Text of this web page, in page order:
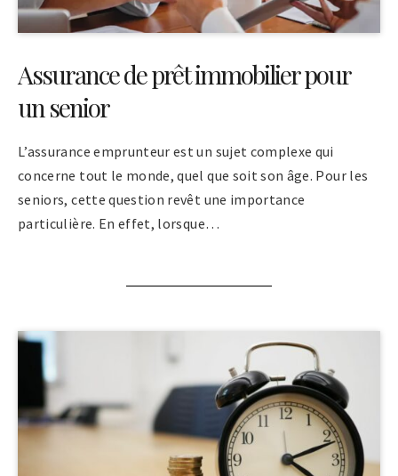
Assurance de prêt immobilier pour
un senior
L’assurance emprunteur est un sujet complexe qui
concerne tout le monde, quel que soit son âge. Pour les
seniors, cette question revêt une importance
particulière. En effet, lorsque…